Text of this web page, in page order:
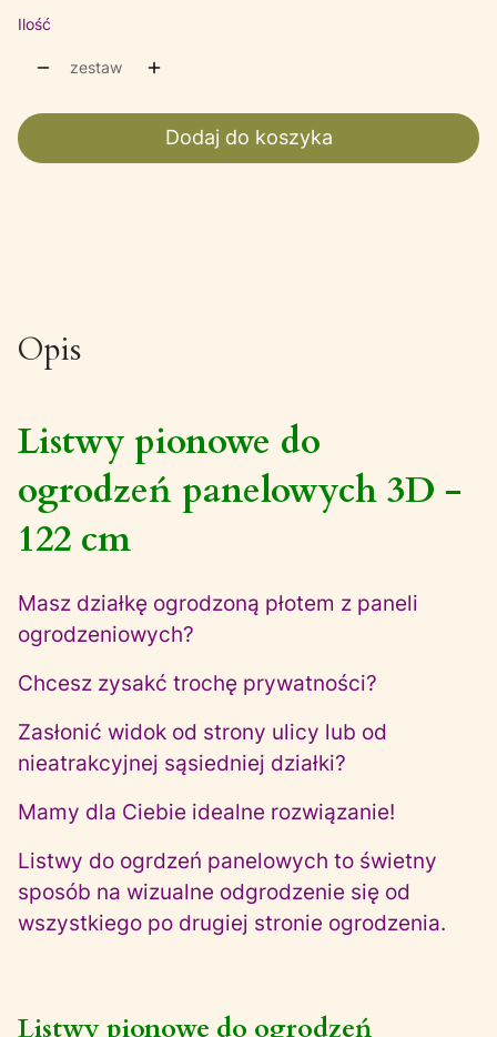
Ilość
zestaw
Dodaj do koszyka
Opis
Listwy pionowe do
ogrodzeń panelowych 3D -
122 cm
Masz działkę ogrodzoną płotem z paneli
ogrodzeniowych?
Chcesz zysakć trochę prywatności?
Zasłonić widok od strony ulicy lub od
nieatrakcyjnej sąsiedniej działki?
Mamy dla Ciebie idealne rozwiązanie!
Listwy do ogrdzeń panelowych to świetny
sposób na wizualne odgrodzenie się od
wszystkiego po drugiej stronie ogrodzenia.
Listwy pionowe do ogrodzeń